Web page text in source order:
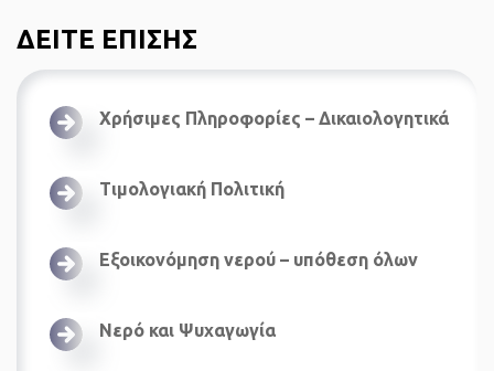
ΔΕΙΤΕ ΕΠΙΣΗΣ
Χρήσιμες Πληροφορίες – Δικαιολογητικά
Τιμολογιακή Πολιτική
Εξοικονόμηση νερού – υπόθεση όλων
Νερό και Ψυχαγωγία